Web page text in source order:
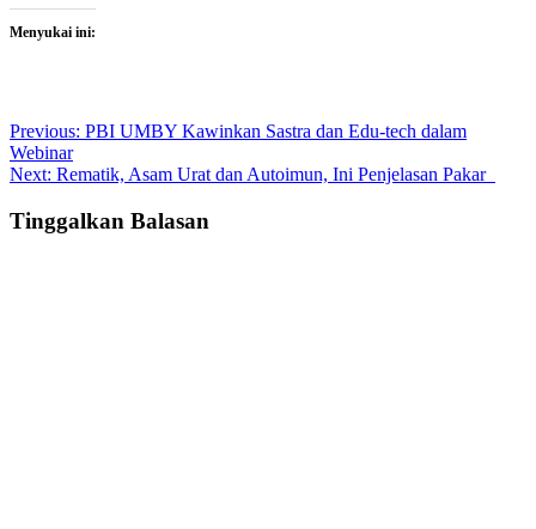
Menyukai ini:
Post
navigation
Previous: PBI UMBY Kawinkan Sastra dan Edu-tech dalam
Webinar
Next: Rematik, Asam Urat dan Autoimun, Ini Penjelasan Pakar
Tinggalkan Balasan